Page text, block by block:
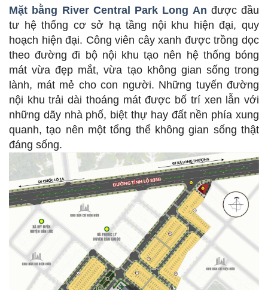
Mặt bằng River Central Park Long An được đầu
tư hệ thống cơ sở hạ tầng nội khu hiện đại, quy
hoạch hiện đại. Công viên cây xanh được trồng dọc
theo đường đi bộ nội khu tạo nên hệ thống bóng
mát vừa đẹp mắt, vừa tạo không gian sống trong
lành, mát mẻ cho con người. Những tuyến đường
nội khu trải dài thoáng mát được bố trí xen lẫn với
những dãy nhà phố, biệt thự hay đất nền phía xung
quanh, tạo nên một tổng thể không gian sống thật
đáng sống.